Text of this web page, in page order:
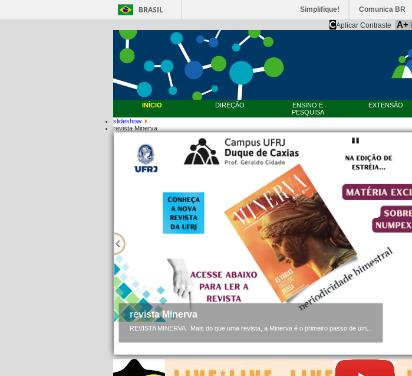
BRASIL Simplifique! Comunica BR
CAplicar Contraste A+
INÍCIO DIREÇÃO
ENSINO E
PESQUISA
EXTENSÃO
slideshow
revista Minerva
revista Minerva
REVISTA MINERVA Mais do que uma revista, a Minerva é o primeiro passo de um...